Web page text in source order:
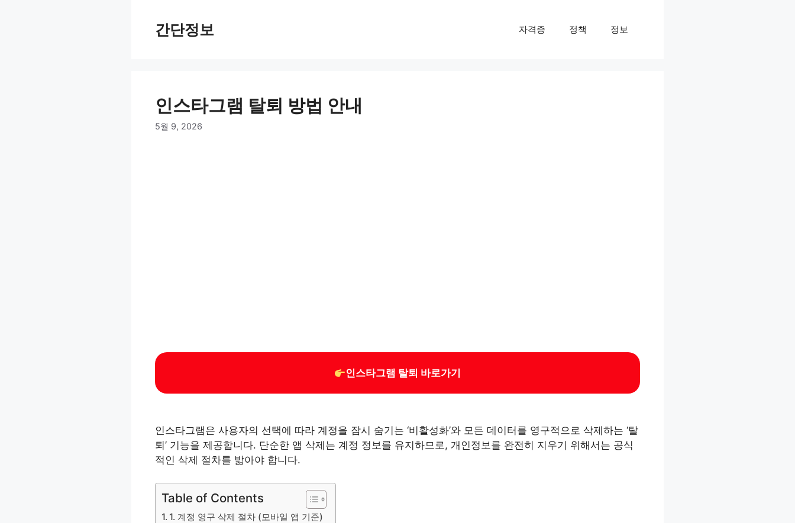
간단정보 자격증 정책 정보
인스타그램 탈퇴 방법 안내
5월 9, 2026
인스타그램 탈퇴 바로가기
인스타그램은 사용자의 선택에 따라 계정을 잠시 숨기는 ‘비활성화’와 모든 데이터를 영구적으로 삭제하는 ‘탈
퇴’ 기능을 제공합니다. 단순한 앱 삭제는 계정 정보를 유지하므로, 개인정보를 완전히 지우기 위해서는 공식
적인 삭제 절차를 밟아야 합니다.
Table of Contents
1. 계정 영구 삭제 절차 (모바일 앱 기준)